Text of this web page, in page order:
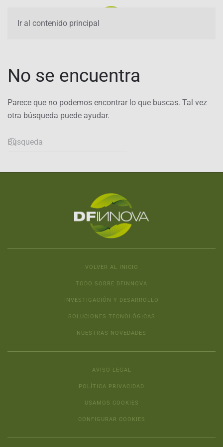
Ir al contenido principal
No se encuentra
Parece que no podemos encontrar lo que buscas. Tal vez
otra búsqueda puede ayudar.
VOLVER AL INICIO
TODO SOBRE DFINNOVA
INVESTIGACIÓN Y DESARROLLO
SOLUCIONES TECNOLÓGICAS
NUESTRAS NOVEDADES
AVISO LEGAL
POLÍTICA PRIVACIDAD
USAMOS COOKIES
CONFIGURAR COOKIES